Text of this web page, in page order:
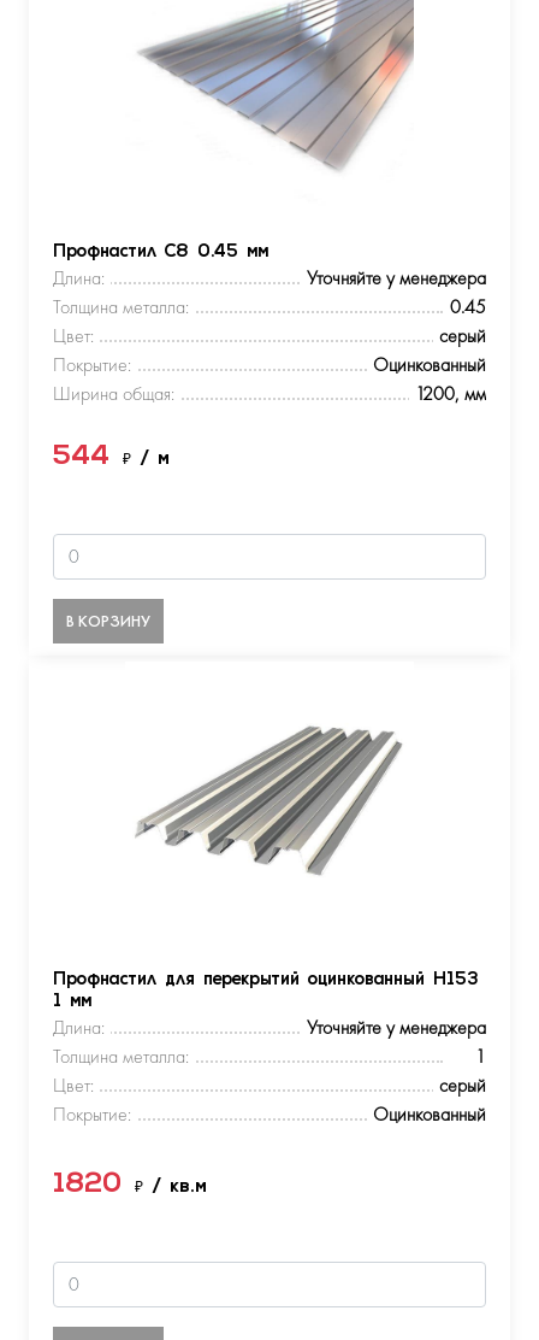
Профнастил С8 0.45 мм
Длина:
Уточняйте у менеджера
Толщина металла:
0.45
Цвет:
серый
Покрытие:
Оцинкованный
Ширина общая:
1200, мм
544 ₽ / м
В КОРЗИНУ
Профнастил для перекрытий оцинкованный Н153
1 мм
Длина:
Уточняйте у менеджера
Толщина металла:
1
Цвет:
серый
Покрытие:
Оцинкованный
1820 ₽ / кв.м